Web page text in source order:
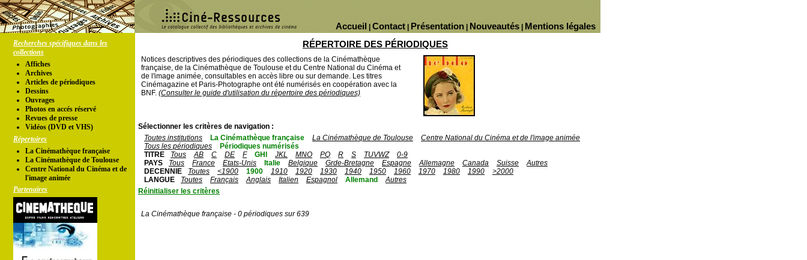
Mentions légales
Nouveautés
Présentation
Contact
Accueil
Recherches spécifiques dans les
collections
Affiches
Archives
Articles de périodiques
Dessins
Ouvrages
Photos en accés réservé
Revues de presse
Vidéos (DVD et VHS)
Répertoires
La Cinémathèque française
La Cinémathèque de Toulouse
Centre National du Cinéma et de
l'image animée
Partenaires
RÉPERTOIRE DES PÉRIODIQUES
Notices descriptives des périodiques des collections de la Cinémathèque
française, de la Cinémathèque de Toulouse et du Centre National du Cinéma et
de l'image animée, consultables en accès libre ou sur demande. Les titres
Cinémagazine et Paris-Photographe ont été numérisés en coopération avec la
BNF. (Consulter le guide d'utilisation du répertoire des périodiques)
Sélectionner les critères de navigation :
Toutes institutions
La Cinémathèque française La Cinémathèque de Toulouse
Centre National du Cinéma et de l'image animée
Tous les périodiques
Périodiques numérisés
TITRE
Tous AB C DE F GHI JKL MNO PQ R S TUVWZ
0-9
PAYS
Tous France Etats-Unis Italie Belgique Grde-Bretagne Espagne Allemagne Canada Suisse
Autres
DECENNIE
Toutes <1900 1900 1910 1920 1930 1940 1950 1960 1970 1980 1990
>2000
LANGUE
Toutes Français Anglais Italien Espagnol Allemand
Autres
Réinitialiser les critères
La Cinémathèque française - 0 périodiques sur 639